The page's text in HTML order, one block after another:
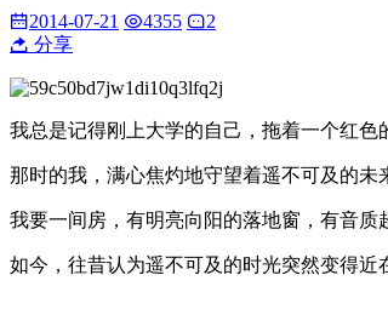
2014-07-21 4355
2
分享
我总是记得刚上大学的自己，拖着一个红色
那时的我，满心焦灼地守望着遥不可及的未
我要一间房，有明亮向阳的落地窗，有音质
如今，往昔认为遥不可及的时光突然变得近